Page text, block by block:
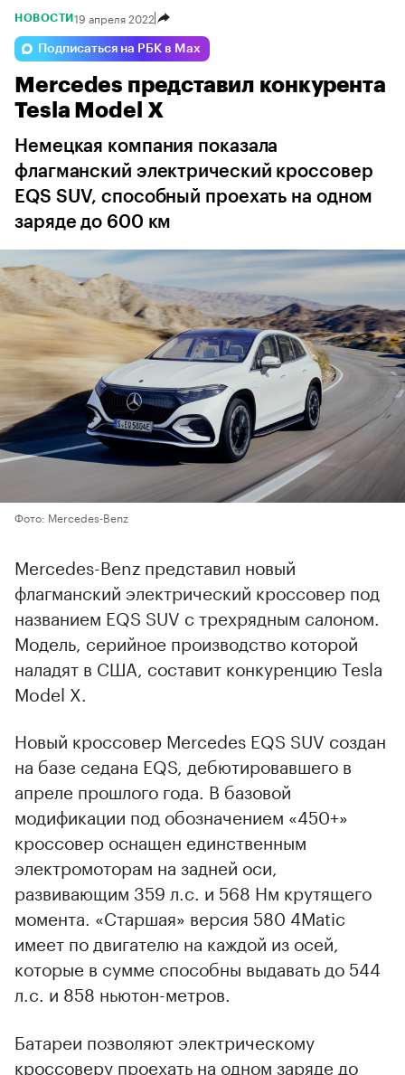
Omoda Voyah
Esteo Volga Lada
НОВОСТИ 19 апреля 2022
Подписаться на РБК в Max
Mercedes представил конкурента
Tesla Model X
Немецкая компания показала
флагманский электрический кроссовер
EQS SUV, способный проехать на одном
заряде до 600 км
Фото: Mercedes-Benz
Mercedes-Benz представил новый
флагманский электрический кроссовер под
названием EQS SUV с трехрядным салоном.
Модель, серийное производство которой
наладят в США, составит конкуренцию Tesla
Model X.
Новый кроссовер Mercedes EQS SUV создан
на базе седана EQS, дебютировавшего в
апреле прошлого года. В базовой
модификации под обозначением «450+»
кроссовер оснащен единственным
электромоторам на задней оси,
развивающим 359 л.с. и 568 Нм крутящего
момента. «Старшая» версия 580 4Matic
имеет по двигателю на каждой из осей,
которые в сумме способны выдавать до 544
л.с. и 858 ньютон-метров.
Батареи позволяют электрическому
кроссоверу проехать на одном заряде до